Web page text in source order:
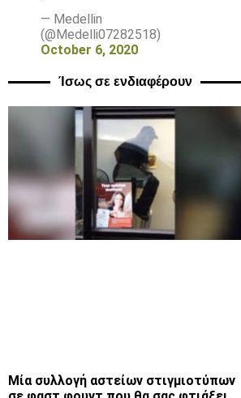
— Medellin
(@Medelli07282518)
October 6, 2020
Ίσως σε ενδιαφέρουν
Μία συλλογή αστείων στιγμιοτύπων